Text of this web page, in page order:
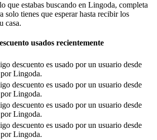
que estabas buscando en Lingoda, completa
solo tienes que esperar hasta recibir los
casa.
usados recientemente
descuento es usado por un usuario desde
Lingoda.
descuento es usado por un usuario desde
Lingoda.
descuento es usado por un usuario desde
Lingoda.
descuento es usado por un usuario desde
Lingoda.